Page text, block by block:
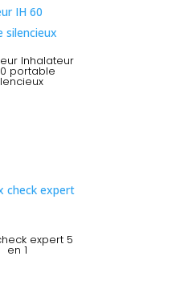
Inhalateur
portable
expert 5
en 1